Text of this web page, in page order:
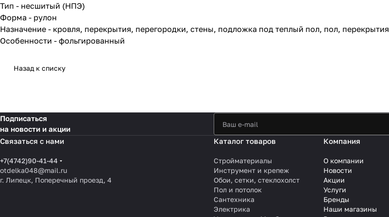
Тип - несшитый (НПЭ)
Форма - рулон
Назначение - кровля, перекрытия, перегородки, стены, подложка под теплый пол, пол, перекрытия
Особенности - фольгированный
Назад к списку
Подписаться
на новости и акции
Связаться с нами
+7(4742)90-41-44
otdelka048@mail.ru
г. Липецк, Поперечный проезд, 4
Каталог товаров
Стройматериалы
Инструмент и крепеж
Обои, сетки, стеклохолст
Пол и потолок
Сантехника
Электрика
Компания
О компании
Новости
Акции
Услуги
Бренды
Наши магазины